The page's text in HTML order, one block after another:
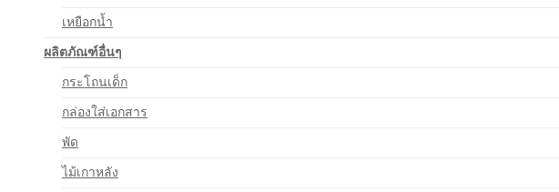
เหยือกน้ำ
ผลิตภัณฑ์อื่นๆ
กระโถนเด็ก
กล่องใส่เอกสาร
พัด
ไม้เกาหลัง